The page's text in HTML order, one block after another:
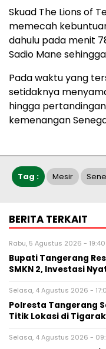
Skuad The Lions of
memecah
dahulu pada menit
Sadio Mane
Pada waktu yang
setidaknya
hingga
kemenangan
Tag : Mesir
BERITA TERKAIT
Rabu, 5 Agustus 2026 - 19:40
‎Bupati Tangerang
SMKN 2, Investasi
Selasa, 4 Agustus 2026 -
Polresta Tangerang
Titik Lokasi di
Selasa, 4 Agustus 2026 -